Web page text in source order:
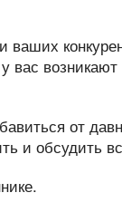
ваших
вас
от
и обсудить